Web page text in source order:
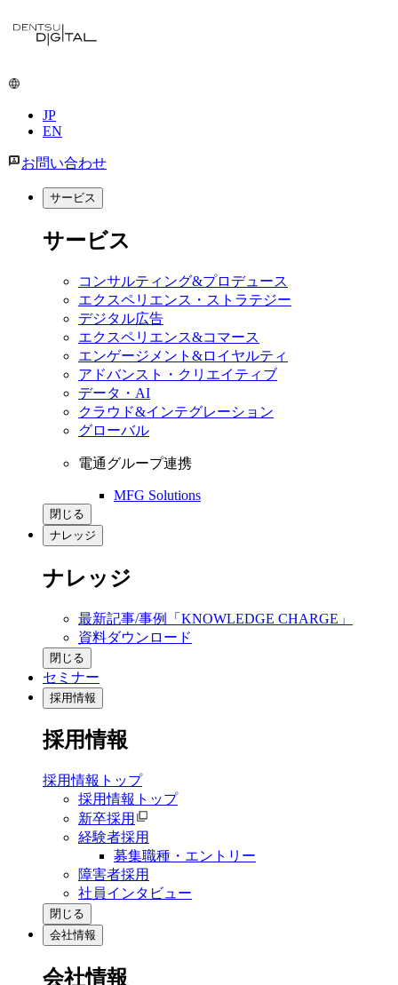
メ
コ
ツ
JP
EN
お問い合わせ
サービス
サービス
コンサルティング&プロデュース
エクスペリエンス・ストラテジー
デジタル広告
エクスペリエンス&コマース
エンゲージメント&ロイヤルティ
アドバンスト・クリエイティブ
データ・AI
クラウド&インテグレーション
グローバル
電通グループ連携
MFG Solutions
閉じる
ナレッジ
ナレッジ
最新記事/事例「KNOWLEDGE CHARGE」
資料ダウンロード
閉じる
セミナー
採用情報
採用情報
採用情報トップ
採用情報トップ
新卒採用
経験者採用
募集職種・エントリー
障害者採用
社員インタビュー
閉じる
会社情報
会社情報